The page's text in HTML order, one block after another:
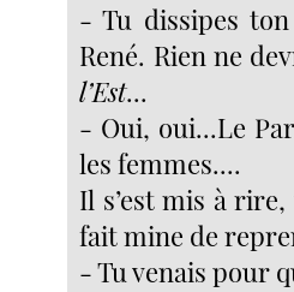
- Tu dissipes
René. Rien ne
l’Est...
- Oui, oui...Le
les femmes....
Il s’est mis à
fait mine de
- Tu venais pour